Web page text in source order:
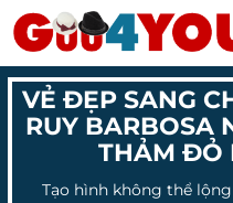
VẺ ĐẸP SANG
RUY BARBOSA
THẢM ĐỎ
Tạo hình không thể